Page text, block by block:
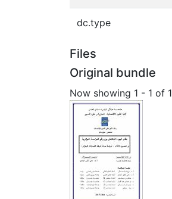
dc.type
Files
Original bundle
Now showing 1 - 1 of 1